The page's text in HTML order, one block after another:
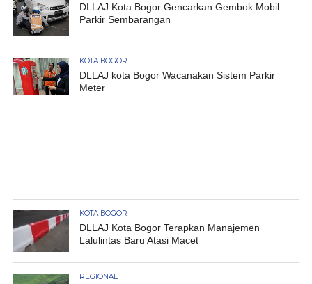
DLLAJ Kota Bogor Gencarkan Gembok Mobil
Parkir Sembarangan
KOTA BOGOR
DLLAJ kota Bogor Wacanakan Sistem Parkir
Meter
KOTA BOGOR
DLLAJ Kota Bogor Terapkan Manajemen
Lalulintas Baru Atasi Macet
REGIONAL